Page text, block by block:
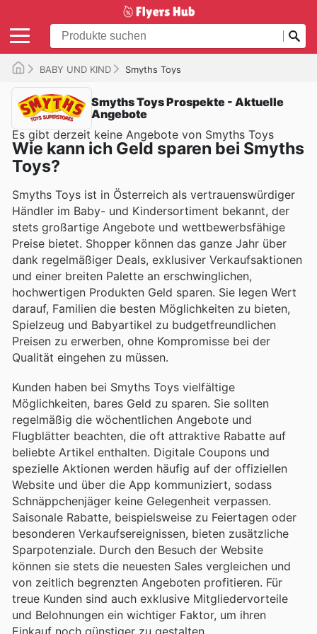
BABY UND KIND Smyths Toys
Smyths Toys Prospekte - Aktuelle
Angebote
Es gibt derzeit keine Angebote von Smyths Toys
Wie kann ich Geld sparen bei Smyths
Toys?
Smyths Toys ist in Österreich als vertrauenswürdiger
Händler im Baby- und Kindersortiment bekannt, der
stets großartige Angebote und wettbewerbsfähige
Preise bietet. Shopper können das ganze Jahr über
dank regelmäßiger Deals, exklusiver Verkaufsaktionen
und einer breiten Palette an erschwinglichen,
hochwertigen Produkten Geld sparen. Sie legen Wert
darauf, Familien die besten Möglichkeiten zu bieten,
Spielzeug und Babyartikel zu budgetfreundlichen
Preisen zu erwerben, ohne Kompromisse bei der
Qualität eingehen zu müssen.
Kunden haben bei Smyths Toys vielfältige
Möglichkeiten, bares Geld zu sparen. Sie sollten
regelmäßig die wöchentlichen Angebote und
Flugblätter beachten, die oft attraktive Rabatte auf
beliebte Artikel enthalten. Digitale Coupons und
spezielle Aktionen werden häufig auf der offiziellen
Website und über die App kommuniziert, sodass
Schnäppchenjäger keine Gelegenheit verpassen.
Saisonale Rabatte, beispielsweise zu Feiertagen oder
besonderen Verkaufsereignissen, bieten zusätzliche
Sparpotenziale. Durch den Besuch der Website
können sie stets die neuesten Sales vergleichen und
von zeitlich begrenzten Angeboten profitieren. Für
treue Kunden sind auch exklusive Mitgliedervorteile
und Belohnungen ein wichtiger Faktor, um ihren
Einkauf noch günstiger zu gestalten.